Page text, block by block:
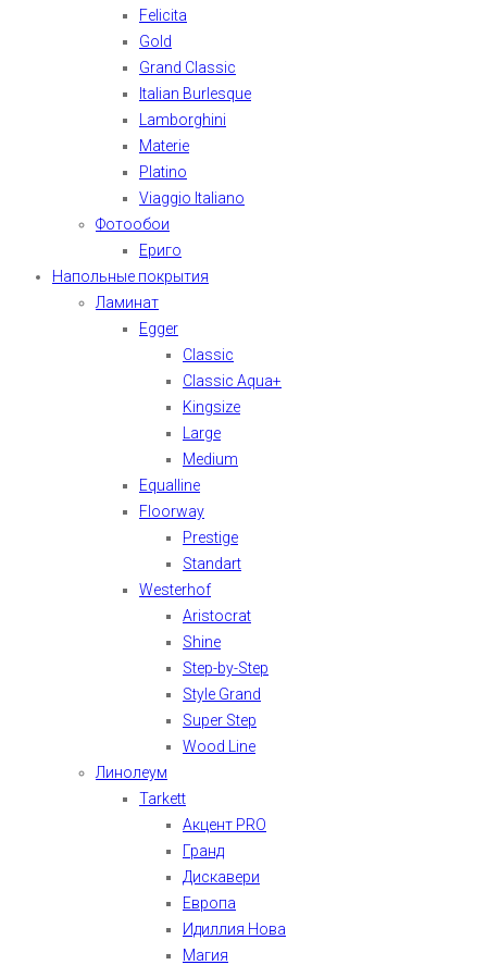
Felicita
Gold
Grand Classic
Italian Burlesque
Lamborghini
Materie
Platino
Viaggio Italiano
Фотообои
Ериго
Напольные покрытия
Ламинат
Egger
Classic
Classic Aqua+
Kingsize
Large
Medium
Equalline
Floorway
Prestige
Standart
Westerhof
Aristocrat
Shine
Step-by-Step
Style Grand
Super Step
Wood Line
Линолеум
Tarkett
Акцент PRO
Гранд
Дискавери
Европа
Идиллия Нова
Магия